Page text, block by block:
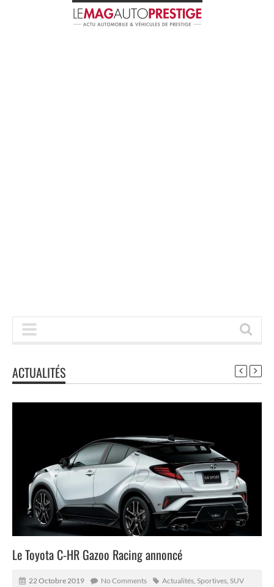
ACTUALITÉS
Le Toyota C-HR Gazoo Racing annoncé
22 Octobre 2019 No Comments Actualités Sportives SUV